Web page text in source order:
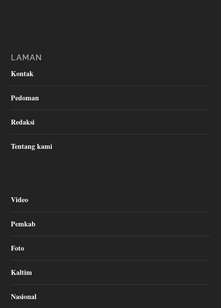
LAMAN
Kontak
Pedoman
Redaksi
Tentang kami
Video
Pemkab
Foto
Kaltim
Nasional